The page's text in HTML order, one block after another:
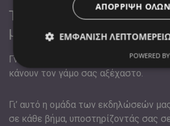
Το πάθος μας είναι να
μια εξαιρετική εκδήλωση
Γνωρίζουμε ότι είναι οι μικρές
κάνουν τον γάμο σας αξέχαστο.
Γι’ αυτό η ομάδα των εκδηλώσεών
σε κάθε βήμα, υποστηρίζοντάς σας
ΑΠΌΡΡΙΨΗ ΌΛΩΝ
ΕΜΦΆΝΙΣΗ
POWERED